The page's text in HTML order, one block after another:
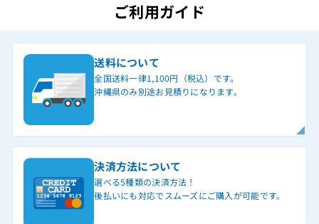
ご利用ガイド
送料について
全国送料一律1,100円（税込）です。
沖縄県のみ別途お見積りになります。
決済方法について
選べる5種類の決済方法！
後払いにも対応でスムーズにご購入が可能です。